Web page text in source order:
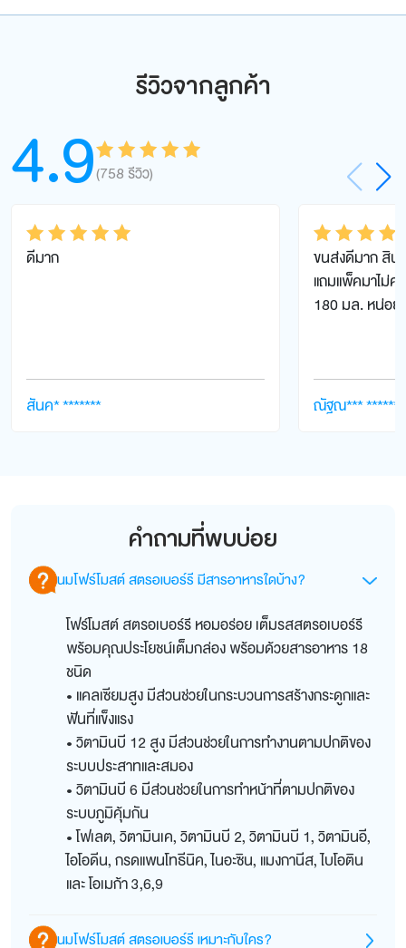
รีวิวจากลูกค้า
4.9ให้คะแนน
คะแนน
(758 รีวิว)
ให้คะแนน
ดีมาก
สันค* *******
ให้คะแนน
ตั้งแต่ 1-5 ค
แนน
ขนส่งดีมาก สิน
แถมแพ็คมาไม่ค่
180 มล. หน่อย
ณัฐณ***
คำถามที่พบบ่อย
นมโฟร์โมสต์ สตรอเบอร์รี มีสารอาหารใดบ้าง?
โฟร์โมสต์ สตรอเบอร์รี หอมอร่อย เต็มรสสตรอเบอร์รี
พร้อมคุณประโยชน์เต็มกล่อง พร้อมด้วยสารอาหาร 18
ชนิด
• แคลเซียมสูง มีส่วนช่วยในกระบวนการสร้างกระดูกและ
ฟันที่แข็งแรง
• วิตามินบี 12 สูง มีส่วนช่วยในการทำงานตามปกติของ
ระบบประสาทและสมอง
• วิตามินบี 6 มีส่วนช่วยในการทำหน้าที่ตามปกติของ
ระบบภูมิคุ้มกัน
• โฟเลต, วิตามินเค, วิตามินบี 2, วิตามินบี 1, วิตามินอี,
ไอโอดีน, กรดแพนโทธีนิค, ไนอะซิน, แมงกานีส, ไบโอติน
และ โอเมก้า 3,6,9
นมโฟร์โมสต์ สตรอเบอร์รี เหมาะกับใคร?